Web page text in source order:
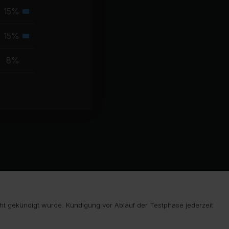
15% Sekundäre
15% Sekundäre
8%
gekündigt wurde. Kündigung vor Ablauf der Testphase jederzeit